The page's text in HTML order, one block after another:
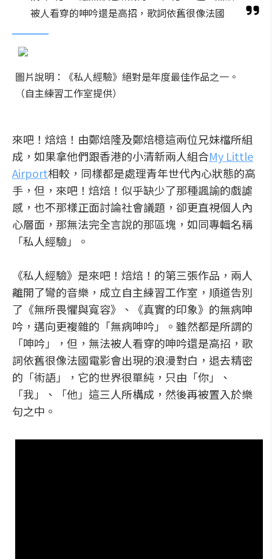
被人看穿的呻吟還是高招，歌詞依舊很像法國
圖片說明：《私人經驗》絕對是年度最佳作品之一。
（自主練習工作室提供）
來吧！焙焙！由鄭焙隆及鄭焙檍這兩位兄妹檔所組
成，如果拿他們跟香港的小清新兩人組合My Little
Airport相較，同樣都是處理青年世代內心狀態的高
手，但，來吧！焙焙！似乎缺少了那種諷諭的戲謔
感，也不那樣正面討論社會議題，卻更直視個人內
心層面，那無法完全言說的那區塊，如同專輯名稱
「私人經驗」。
《私人經驗》是來吧！焙焙！的第三張作品，兩人
離開了彎的音樂，成立自主練習工作室，順道告別
了《無所畏懼與寬容》、《真實的印象》的無病呻
吟，邁向更複雜的「無病呻吟」。雖然都是所謂的
「呻吟」，但，無法被人看穿的呻吟還是高招，歌
詞依舊很像法國電影會出現的浪漫對白，退去精密
的「術語」，它的世界很單純，只由「你」、
「我」、「他」這三人所構成，然後再被置入於樂
句之中。